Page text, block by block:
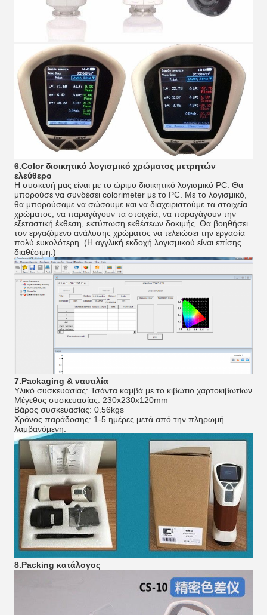
6.Color διοικητικό λογισμικό χρώματος μετρητών
ελεύθερο
Η συσκευή μας είναι με το ώριμο διοικητικό λογισμικό PC. Θα
μπορούσε να συνδέσει colorimeter με το PC. Με το λογισμικό,
θα μπορούσαμε να σώσουμε και να διαχειριστούμε τα στοιχεία
χρώματος, να παραγάγουν τα στοιχεία, να παραγάγουν την
εξεταστική έκθεση, εκτύπωση εκθέσεων δοκιμής. Θα βοηθήσει
τον εργαζόμενο ανάλυσης χρώματος να τελειώσει την εργασία
πολύ ευκολότερη. (Η αγγλική εκδοχή λογισμικού είναι επίσης
διαθέσιμη.)
7.Packaging & ναυτιλία
Υλικό συσκευασίας: Τσάντα καμβά με το κιβώτιο χαρτοκιβωτίων
Μέγεθος συσκευασίας: 230x230x120mm
Βάρος συσκευασίας: 0.56kgs
Χρόνος παράδοσης: 1-5 ημέρες μετά από την πληρωμή
λαμβανόμενη.
8.Packing κατάλογος